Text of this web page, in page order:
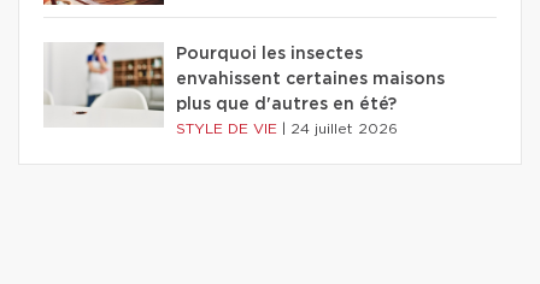
Pourquoi les insectes
envahissent certaines maisons
plus que d'autres en été?
STYLE DE VIE 24 juillet 2026